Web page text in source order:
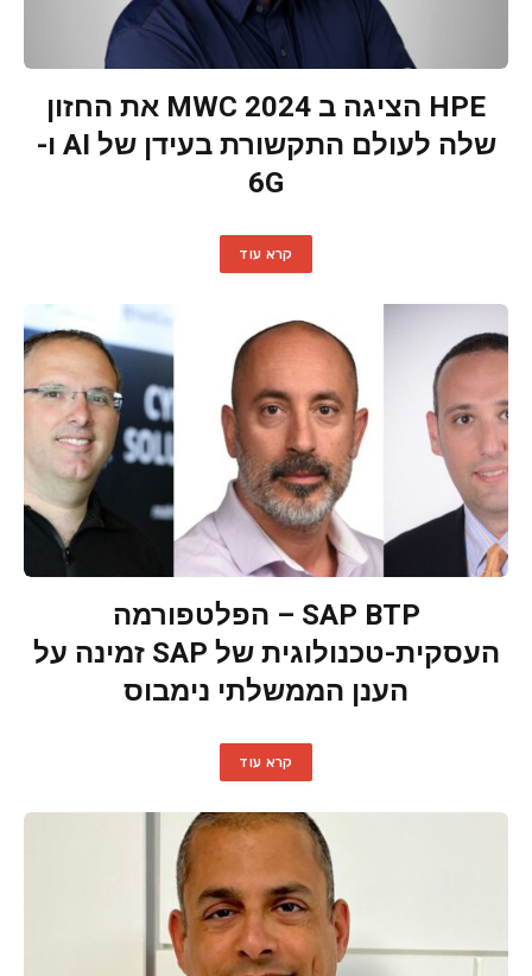
HPE הציגה ב MWC 2024 את החזון
שלה לעולם התקשורת בעידן של AI ו-
6G
קרא עוד
SAP BTP – הפלטפורמה
העסקית-טכנולוגית של SAP זמינה על
הענן הממשלתי נימבוס
קרא עוד